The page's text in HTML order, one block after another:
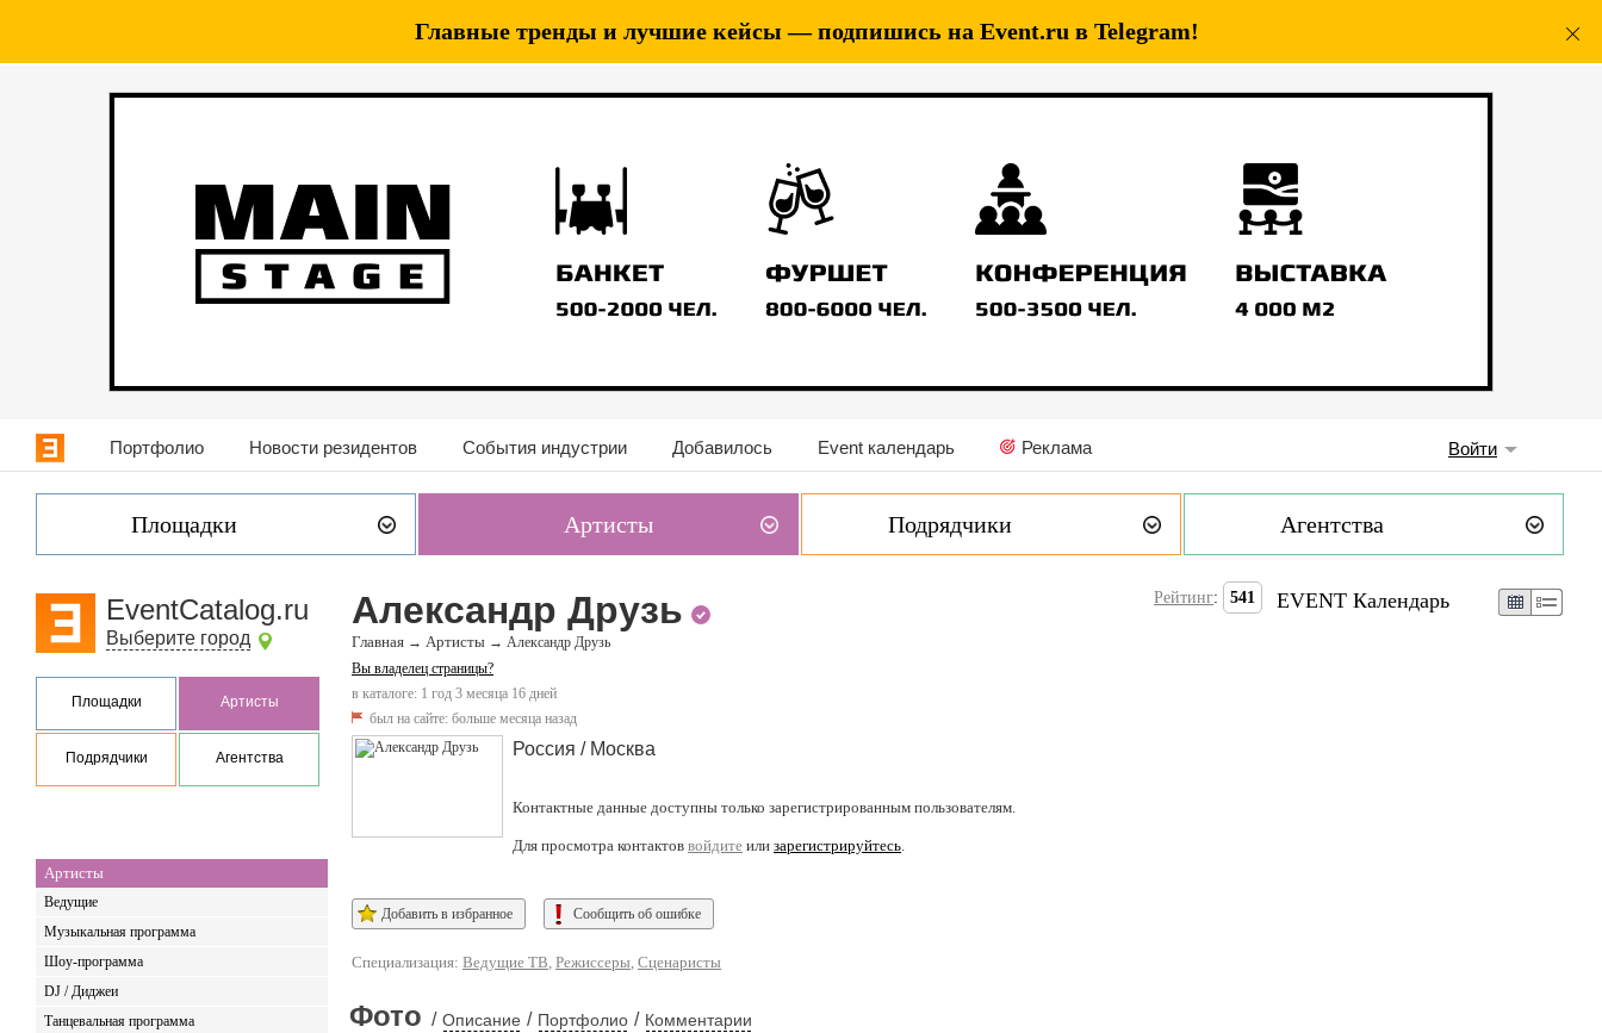
Главные тренды и лучшие кейсы — подпишись на Event.ru в Telegram!
Портфолио Новости резидентов События индустрии Добавилось Event календарь Реклама Войти
Площадки Артисты Подрядчики Агентства
EventCatalog.ru
Выберите город
Площадки Артисты
Подрядчики Агентства
Артисты
Ведущие
Музыкальная программа
Шоу-программа
DJ / Диджеи
Танцевальная программа
Александр Друзь
Главная → Артисты → Александр Друзь
Вы владелец страницы?
в каталоге: 1 год 3 месяца 16 дней
был на сайте: больше месяца назад
Рейтинг: 541
Россия / Москва
Контактные данные доступны только зарегистрированным пользователям.
Для просмотра контактов войдите или зарегистрируйтесь.
Добавить в избранное Сообщить об ошибке
Специализация: Ведущие ТВ, Режиссеры, Сценаристы
Фото / Описание / Портфолио / Комментарии
EVENT Календарь